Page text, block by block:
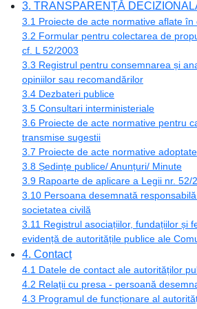
3. TRANSPARENȚĂ
3.1 Proiecte de acte normative aflate în
3.2 Formular pentru colectarea de
cf. L 52/2003
3.3 Registrul pentru consemnarea și
opiniilor sau recomandărilor
3.4 Dezbateri publice
3.5 Consultari interministeriale
3.6 Proiecte de acte normative pentru
transmise sugestii
3.7 Proiecte de acte normative adoptate
3.8 Ședințe publice/ Anunțuri/ Minute
3.9 Rapoarte de aplicare a Legii nr. 52/
3.10 Persoana desemnată
societatea civilă
3.11 Registrul asociațiilor, fundațiilor și
evidență de autoritățile publice ale
4. Contact
4.1 Datele de contact ale autorităților
4.2 Relații cu presa - persoană
4.3 Programul de funcționare al